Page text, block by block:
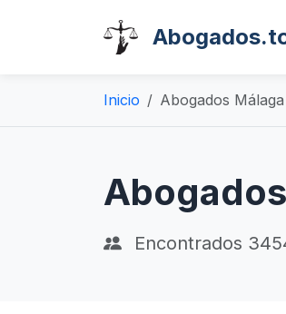
Inicio Abogados
Encontrados